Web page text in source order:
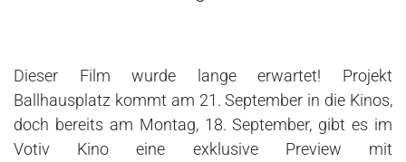
Dieser Film wurde lange erwartet! Projekt
Ballhausplatz kommt am 21. September in die Kinos,
doch bereits am Montag, 18. September, gibt es im
Votiv Kino eine exklusive Preview mit